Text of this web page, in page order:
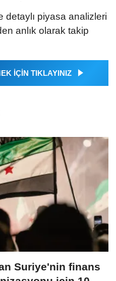
detaylı piyasa analizleri
anlık olarak takip
İÇİN TIKLAYINIZ
Suriye'nin finans